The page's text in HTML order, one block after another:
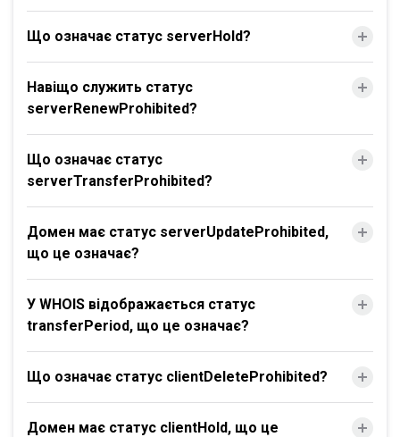
Що означає статус serverHold?
Навіщо служить статус
serverRenewProhibited?
Що означає статус
serverTransferProhibited?
Домен має статус serverUpdateProhibited,
що це означає?
У WHOIS відображається статус
transferPeriod, що це означає?
Що означає статус clientDeleteProhibited?
Домен має статус clientHold, що це